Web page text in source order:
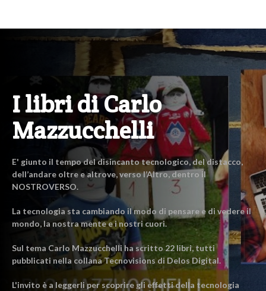
I libri di Carlo
Mazzucchelli
E' giunto il tempo del disincanto tecnologico, del distacco,
dell’andare oltre e altrove, verso l’Altro, dentro il
NOSTROVERSO.
La tecnologia sta cambiando il modo di pensare e di vedere il
mondo, la nostra mente e i nostri cuori.
Sul tema Carlo Mazzucchelli ha scritto 22 libri, tutti
pubblicati nella collana Tecnovisions di Delos Digital.
L'invito è a leggerli per scoprire gli effetti della tecnologia